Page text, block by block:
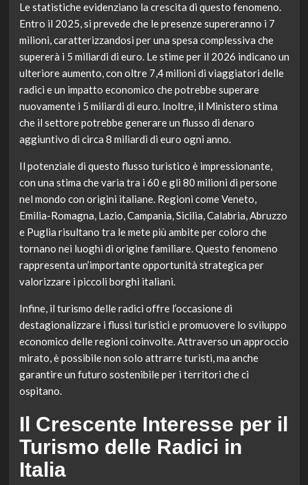
Le statistiche evidenziano la crescita di questo fenomeno.
Entro il 2025, si prevede che le presenze supereranno i 7
milioni, caratterizzandosi per una spesa complessiva che
supererà i 5 miliardi di euro. Le stime per il 2026 indicano un
ulteriore aumento, con oltre 7,4 milioni di viaggiatori delle
radici e un impatto economico che potrebbe superare
nuovamente i 5 miliardi di euro. Inoltre, il Ministero stima
che il settore potrebbe generare un flusso di denaro
aggiuntivo di circa 8 miliardi di euro ogni anno.
Il potenziale di questo flusso turistico è impressionante,
con una stima che varia tra i 60 e gli 80 milioni di persone
nel mondo con origini italiane. Regioni come Veneto,
Emilia-Romagna, Lazio, Campania, Sicilia, Calabria, Abruzzo
e Puglia risultano tra le mete più ambite per coloro che
tornano nei luoghi di origine familiare. Questo fenomeno
rappresenta un’importante opportunità strategica per
valorizzare i piccoli borghi italiani.
Infine, il turismo delle radici offre l’occasione di
destagionalizzare i flussi turistici e promuovere lo sviluppo
economico delle regioni coinvolte. Attraverso un approccio
mirato, è possibile non solo attrarre turisti, ma anche
garantire un futuro sostenibile per i territori che ci
ospitano.
Il Crescente Interesse per il
Turismo delle Radici in
Italia